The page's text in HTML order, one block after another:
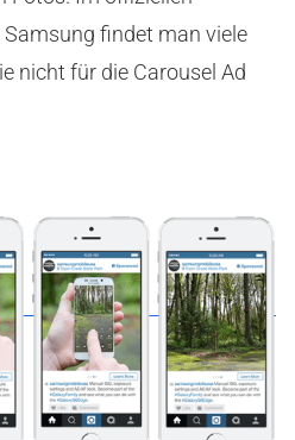
findet man viele
nicht für die Carousel Ad